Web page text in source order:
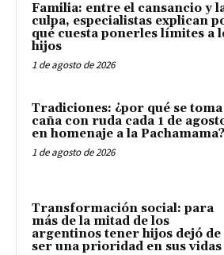
Familia: entre el cansancio y
culpa, especialistas explican
qué cuesta ponerles límites a
hijos
1 de agosto de 2026
Tradiciones: ¿por qué se toma
caña con ruda cada 1 de
en homenaje a la Pachamama?
1 de agosto de 2026
Transformación social: para
más de la mitad de los
argentinos tener hijos dejó de
ser una prioridad en sus vidas